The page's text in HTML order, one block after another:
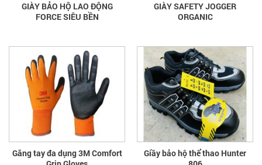
GIÀY BẢO HỘ LAO ĐỘNG
FORCE SIÊU BỀN
GIÀY SAFETY JOGGER
ORGANIC
Găng tay đa dụng 3M Comfort
Giầy bảo hộ thể thao Hunter